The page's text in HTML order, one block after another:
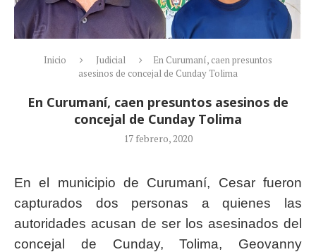
Inicio Judicial
En Curumaní, caen presuntos
asesinos de concejal de Cunday Tolima
En Curumaní, caen presuntos asesinos de
concejal de Cunday Tolima
17 febrero, 2020
En el municipio de Curumaní, Cesar fueron
capturados dos personas a quienes las
autoridades acusan de ser los asesinados del
concejal de Cunday, Tolima, Geovanny